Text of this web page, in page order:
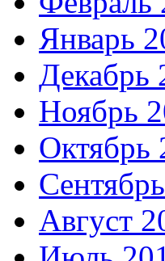
Январь
Декабрь
Ноябрь
Октябрь
Август